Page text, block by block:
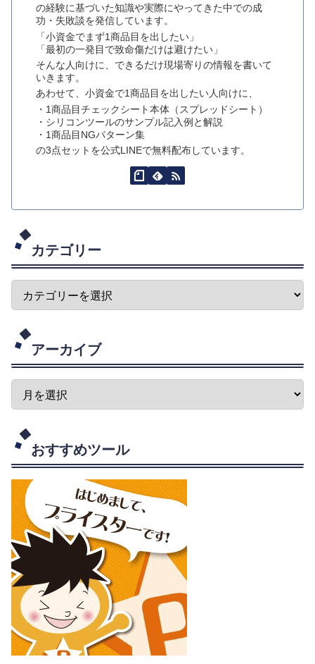
の経験に基づいた知識や実際にやってきた中での成
功・失敗談を発信しています。
「小資金でまず1商品目を出したい」
「最初の一発目で致命傷だけは避けたい」
そんな人向けに、できるだけ現場寄りの情報を書いて
いきます。
あわせて、小資金で1商品目を出したい人向けに、
・1商品目チェックシート本体（スプレッドシート）
・シリコンツールのサンプル記入例と解説
・1商品目NGパターン集
の3点セットを公式LINEで無料配布しています。
カテゴリー
アーカイブ
おすすめツール